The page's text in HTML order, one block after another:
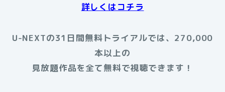
詳しくはコチラ
U-NEXTの31日間無料トライアルでは、270,000
本以上の
見放題作品を全て無料で視聴できます！